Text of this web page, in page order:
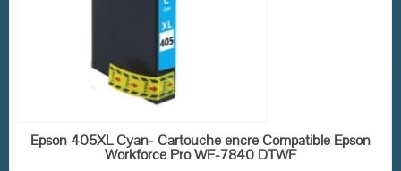
EN STOCK
Epson 405XL Cyan- Cartouche encre Compatible Epson
Workforce Pro WF-7840 DTWF